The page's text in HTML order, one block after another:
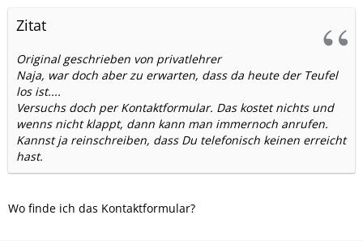
Zitat
Original geschrieben von privatlehrer
Naja, war doch aber zu erwarten, dass da heute der Teufel
los ist....
Versuchs doch per Kontaktformular. Das kostet nichts und
wenns nicht klappt, dann kann man immernoch anrufen.
Kannst ja reinschreiben, dass Du telefonisch keinen erreicht
hast.
Wo finde ich das Kontaktformular?